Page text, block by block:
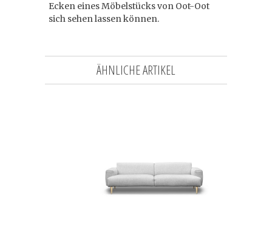
Ecken eines Möbelstücks von Oot-Oot
sich sehen lassen können.
ÄHNLICHE ARTIKEL